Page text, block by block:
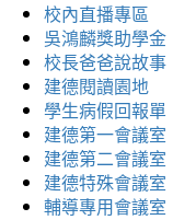
校內直播專區
吳鴻麟獎助學金
校長爸爸說故事
建德閱讀園地
學生病假回報單
建德第一會議室
建德第二會議室
建德特殊會議室
輔導專用會議室